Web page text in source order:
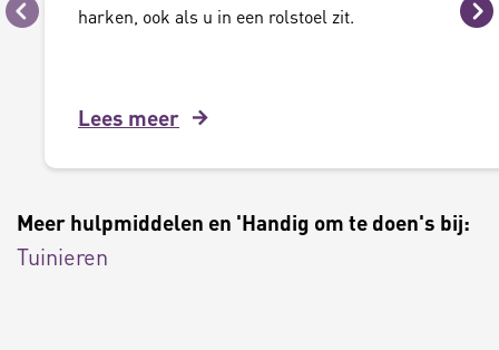
Vorige harken, ook als u in een rolstoel zit.
Lees meer
Meer hulpmiddelen en 'Handig om te doen's bij:
Tuinieren